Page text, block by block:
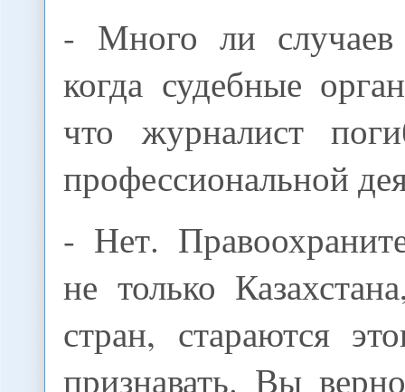
- Много ли случаев
когда судебные
что журналист
профессиональной
- Нет.
не только
стран, стараются
признавать. Вы